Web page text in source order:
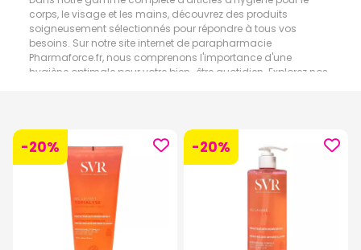
corps, le visage et les mains, découvrez des produits
soigneusement sélectionnés pour répondre à tous vos
besoins. Sur notre site internet de parapharmacie
Pharmaforce.fr, nous comprenons l'importance d'une
hygiène optimale pour votre bien-être quotidien. Explorez nos
Savon:
Plongez dans une expérience de nettoyage luxueuse
avec notre sélection de savons de haute qualité. Offrant une
mousse riche et un parfum délicat, nos savons gardent votre
peau propre, fraîche et hydratée.
Savon Liquide
Pour une hygiène des mains et du corps
pratique et efficace, optez pour nos savons liquides aux
formules douces qui nettoient en profondeur tout en
préservant l'équilibre naturel de votre peau.
-20% -20%